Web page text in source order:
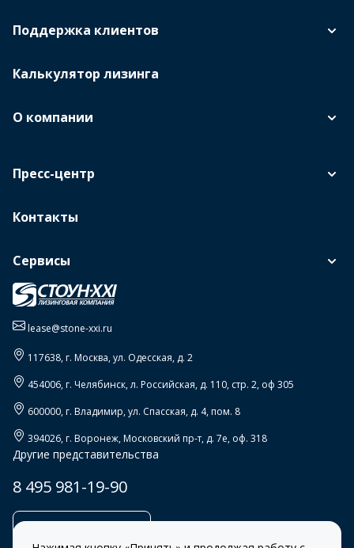
Поддержка клиентов
Калькулятор лизинга
О компании
Пресс-центр
Контакты
Сервисы
lease@stone-xxi.ru
117638, г. Москва,ул. Одесская, д. 2
454006, г. Челябинск,л. Российская, д. 110, стр. 2, оф 305
600000, г. Владимир,ул. Спасская, д. 4, пом. 8
394026, г. Воронеж,Московский пр-т, д. 7е, оф. 318
Другие представительства
8 495 981-19-90